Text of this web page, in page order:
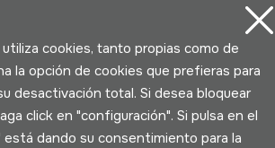
de uso
Política de privacidad
Política de cookies
cookies, tanto propias como de
la opción de cookies que prefieras para
desactivación total. Si desea bloquear
click en "configuración". Si pulsa en el
dando su consentimiento para la